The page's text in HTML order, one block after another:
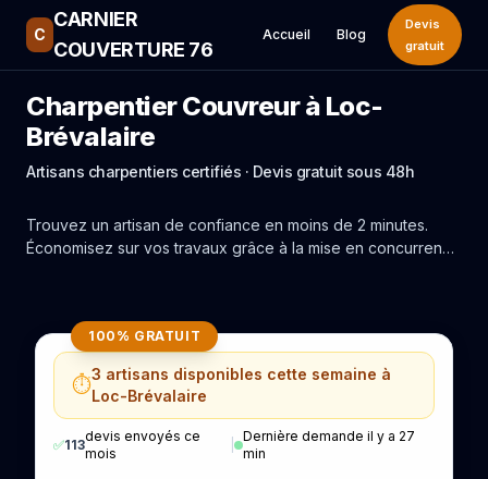
C
CARNIER
COUVERTURE 76
Accueil Blog
Devis
gratuit
Charpentier Couvreur à Loc-
Brévalaire
Artisans charpentiers certifiés · Devis gratuit sous 48h
Trouvez un artisan de confiance en moins de 2 minutes.
Économisez sur vos travaux grâce à la mise en concurrence
100% GRATUIT
⏱️3 artisans disponibles cette semaine à
Loc-Brévalaire
✅113
devis envoyés ce
mois
Dernière demande il y a 27
min